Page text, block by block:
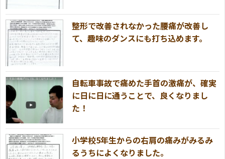
整形で改善されなかった腰痛が改善し
て、趣味のダンスにも打ち込めます。
自転車事故で痛めた手首の激痛が、確実
に日に日に通うことで、良くなりまし
た！
小学校5年生からの右肩の痛みがみるみ
るうちによくなりました。